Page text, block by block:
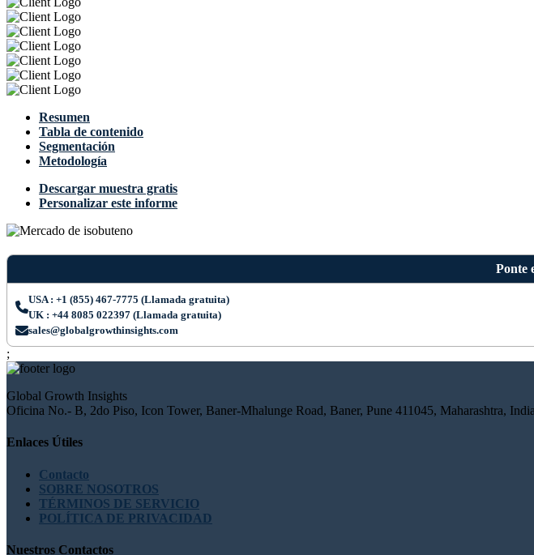
Resumen
Tabla de contenido
Segmentación
Metodología
Descargar muestra gratis
Personalizar este informe
Ponte
USA : +1 (855) 467-7775 (Llamada gratuita)
UK : +44 8085 022397 (Llamada gratuita)
sales@globalgrowthinsights.com
;
Global Growth Insights
Oficina No.- B, 2do Piso, Icon Tower, Baner-Mhalunge Road, Baner, Pune 411045, Maharashtra,
Enlaces Útiles
Contacto
SOBRE NOSOTROS
TÉRMINOS DE SERVICIO
POLÍTICA DE PRIVACIDAD
Nuestros Contactos